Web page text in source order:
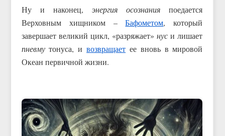
Ну и наконец,энергия осознания поедается
Верховным хищником –Бафометом, который
завершает великий цикл, «разряжает»нус и лишает
пневмутонуса, ивозвращает ее вновь в мировой
Океан первичной жизни.